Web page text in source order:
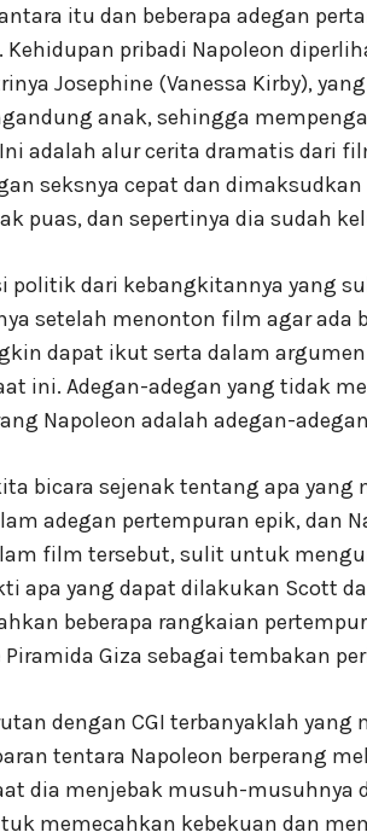
itu dan beberapa adegan
Kehidupan pribadi Napoleon
Josephine (Vanessa Kirby),
anak, sehingga
adalah alur cerita dramatis dari
seksnya cepat dan
puas, dan sepertinya dia sudah
politik dari kebangkitannya yang
setelah menonton film agar ada
dapat ikut serta dalam
ini. Adegan-adegan yang tidak
Napoleon adalah adegan-
bicara sejenak tentang apa
adegan pertempuran epik, dan
film tersebut, sulit untuk
apa yang dapat dilakukan Scott
beberapa rangkaian
Giza sebagai tembakan
dengan CGI terbanyaklah
tentara Napoleon berperang
dia menjebak musuh-musuhnya
memecahkan kebekuan dan